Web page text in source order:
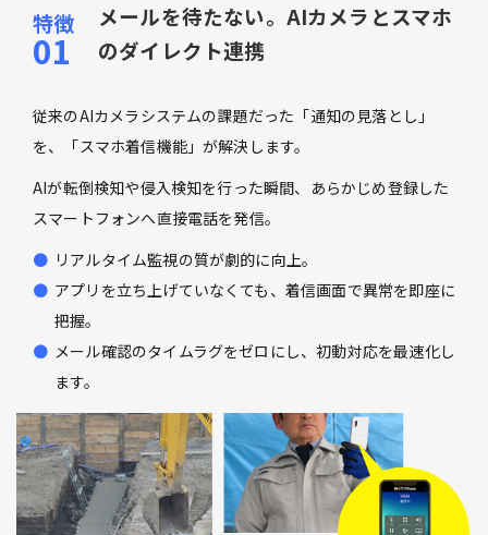
メールを待たない。AIカメラとスマホ
のダイレクト連携
従来のAIカメラシステムの課題だった「通知の見落とし」
を、「スマホ着信機能」が解決します。
AIが転倒検知や侵入検知を行った瞬間、あらかじめ登録した
スマートフォンへ直接電話を発信。
リアルタイム監視の質が劇的に向上。
アプリを立ち上げていなくても、着信画面で異常を即座に
把握。
メール確認のタイムラグをゼロにし、初動対応を最速化し
ます。